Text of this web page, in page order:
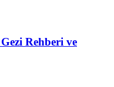
Rehberi ve